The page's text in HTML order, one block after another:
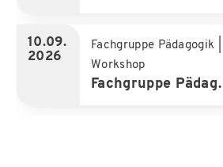
10.09.
2026
Fachgruppe Pädagogik
Workshop